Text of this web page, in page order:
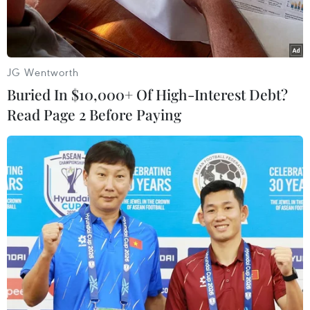
Ảnh minh họa. (Ảnh: Quý Trung/TTXVN)
Theo Trung tâm Dự báo Khí tượng Thủy văn
Trung ương, sáng sớm nay (14/12), không khí
JG Wentworth
Buried In $10,000+ Of High-Interest Debt?
Read Page 2 Before Paying